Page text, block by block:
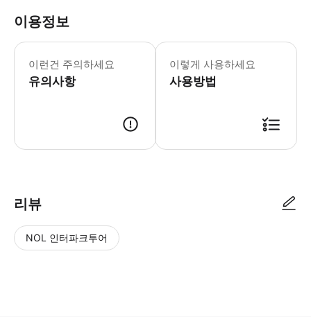
이용정보
이런건 주의하세요
유의사항
·저희 코스는 반드시 방문하시는 인
이렇게 사용하세요
사용방법
리뷰
NOL 인터파크투어